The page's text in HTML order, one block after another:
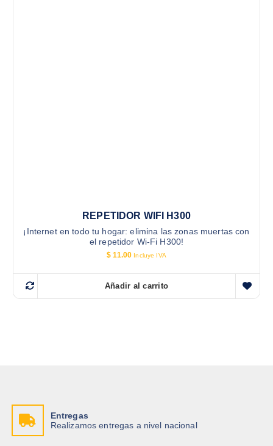
REPETIDOR WIFI H300
¡Internet en todo tu hogar: elimina las zonas muertas con
el repetidor Wi-Fi H300!
$ 11.00 Incluye IVA
Añadir al carrito
Entregas
Realizamos entregas a nivel nacional